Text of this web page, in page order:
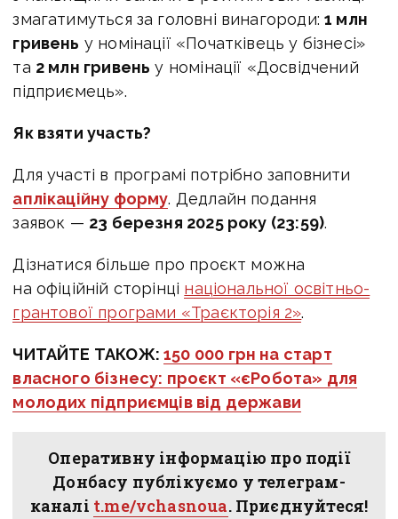
змагатимуться за головні винагороди:1 млн
гривень у номінації «Початківець у бізнесі»
та 2 млн гривень у номінації «Досвідчений
підприємець».
Як взяти участь?
Для участі в програмі потрібно заповнити
аплікаційну форму. Дедлайн подання
заявок — 23 березня 2025 року (23:59).
Дізнатися більше про проєкт можна
на офіційній сторінці національної освітньо-
грантової програми «Траєкторія 2».
ЧИТАЙТЕ ТАКОЖ:150 000 грн на старт
власного бізнесу: проєкт «єРобота» для
молодих підприємців від держави
Оперативну інформацію про події
Донбасу публікуємо у телеграм-
каналі t.me/vchasnoua. Приєднуйтеся!